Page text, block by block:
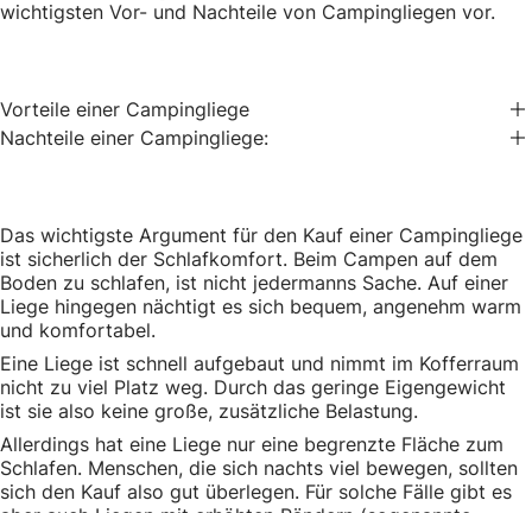
wichtigsten Vor- und Nachteile von Campingliegen vor.
Vorteile einer Campingliege
Nachteile einer Campingliege:
Das wichtigste Argument für den Kauf einer Campingliege
ist sicherlich der Schlafkomfort. Beim Campen auf dem
Boden zu schlafen, ist nicht jedermanns Sache. Auf einer
Liege hingegen nächtigt es sich bequem, angenehm warm
und komfortabel.
Eine Liege ist schnell aufgebaut und nimmt im Kofferraum
nicht zu viel Platz weg. Durch das geringe Eigengewicht
ist sie also keine große, zusätzliche Belastung.
Allerdings hat eine Liege nur eine begrenzte Fläche zum
Schlafen. Menschen, die sich nachts viel bewegen, sollten
sich den Kauf also gut überlegen. Für solche Fälle gibt es